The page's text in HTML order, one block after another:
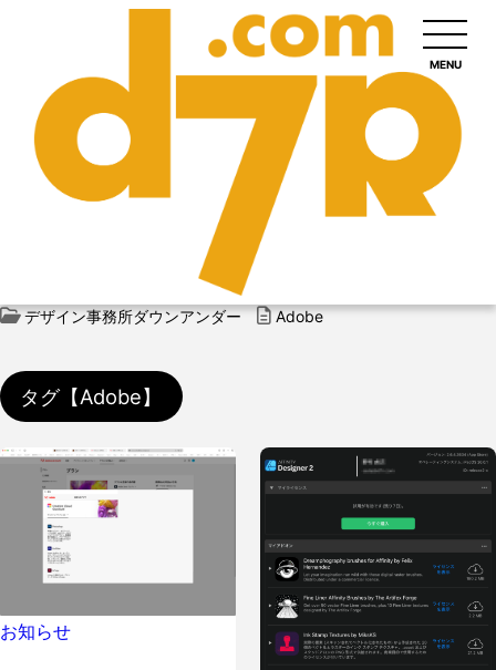
MENU
デザイン事務所ダウンアンダー Adobe
タグ【Adobe】
お知らせ